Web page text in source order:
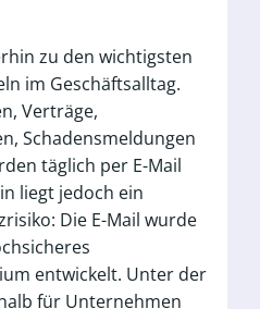
zu den wichtigsten
im Geschäftsalltag.
Verträge,
Schadensmeldungen
täglich per E-Mail
liegt jedoch ein
Die E-Mail wurde
entwickelt. Unter der
für Unternehmen